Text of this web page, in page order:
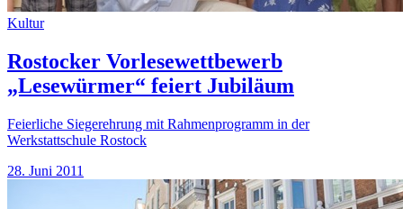
Kultur
Rostocker Vorlesewettbewerb
„Lesewürmer“ feiert Jubiläum
Feierliche Siegerehrung mit Rahmenprogramm in der
Werkstattschule Rostock
28. Juni 2011